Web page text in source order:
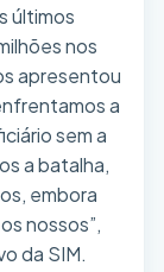
últimos
nos
apresentou
a
sem a
a batalha,
embora
nossos”,
da SIM.